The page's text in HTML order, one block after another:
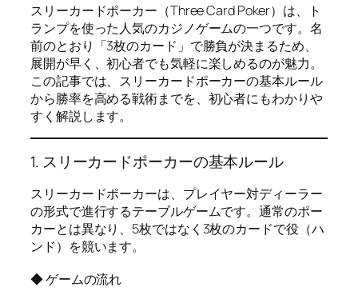
スリーカードポーカー（Three Card Poker）は、ト
ランプを使った人気のカジノゲームの一つです。名
前のとおり「3枚のカード」で勝負が決まるため、
展開が早く、初心者でも気軽に楽しめるのが魅力。
この記事では、スリーカードポーカーの基本ルール
から勝率を高める戦術までを、初心者にもわかりや
すく解説します。
1. スリーカードポーカーの基本ルール
スリーカードポーカーは、プレイヤー対ディーラー
の形式で進行するテーブルゲームです。通常のポー
カーとは異なり、5枚ではなく3枚のカードで役（ハ
ンド）を競います。
◆ ゲームの流れ